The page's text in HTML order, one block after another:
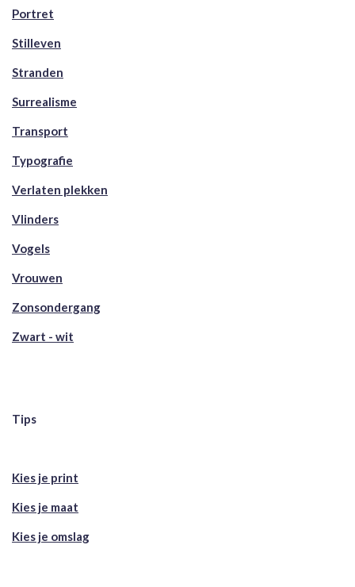
Portret
Stilleven
Stranden
Surrealisme
Transport
Typografie
Verlaten plekken
Vlinders
Vogels
Vrouwen
Zonsondergang
Zwart - wit
Tips
Kies je print
Kies je maat
Kies je omslag